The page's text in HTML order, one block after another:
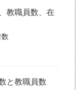
教職員数、在
と教職員数